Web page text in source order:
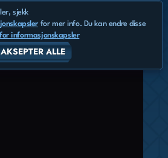
sjekk
for mer info. Du kan endre disse
informasjonskapsler
AKSEPTER ALLE